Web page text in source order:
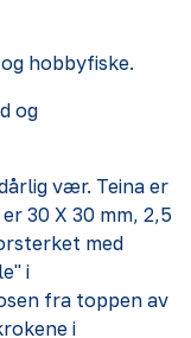
hobbyfiske.
og
vær. Teina er
30 X 30 mm, 2,5
med
i
fra toppen av
i